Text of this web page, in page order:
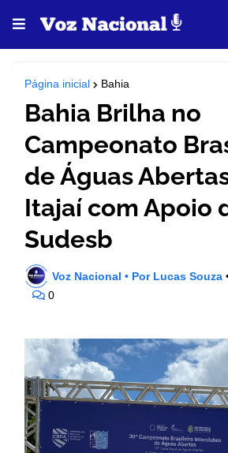
Página inicial Bahia
Bahia Brilha no
Campeonato
de Águas
Itajaí com Apoio
Sudesb
Voz Nacional • Por Lucas Souza
0